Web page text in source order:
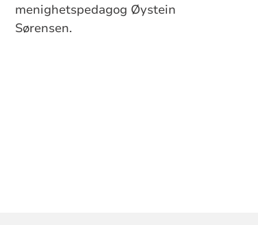
menighetspedagog Øystein
Sørensen.